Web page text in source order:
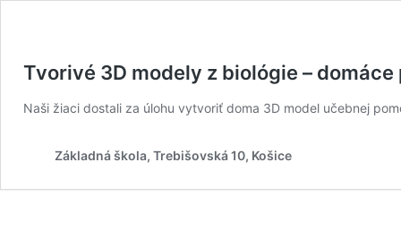
Tvorivé 3D modely z biológie –
Naši žiaci dostali za úlohu vytvoriť doma 3D model učebnej
Základná škola, Trebišovská 10, Košice